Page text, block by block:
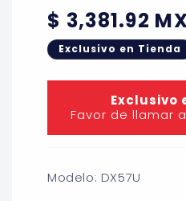
Precio
habitual
$ 3,381.92
Exclusivo en Tienda
Exclusivo
Favor de llamar
Modelo: DX57U